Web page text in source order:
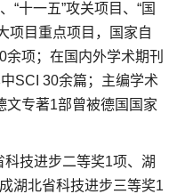
“十一五”攻关项目、“国
项目重点项目，国家自
项；在国内外学术期刊
SCI 30余篇；主编学术
文专著1部曾被德国国家
技进步二等奖1项、湖
湖北省科技进步三等奖1